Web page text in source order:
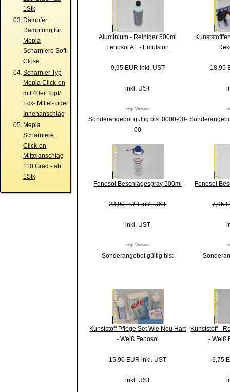
1Stk
03. Dämpfer
Dämpfung für
Mepla
Scharniere Soft-
Close
04.Scharnier Typ
Mepla Click-on
mit 40er Topf/
Eck- Mittel- oder
Innenanschlag
05. Mepla
Scharniere
Click-on
Mittelanschlag
110 Grad - ab
1Stk
Aluminium - Reiniger 500ml
Fenosol AL - Emulsion
9,95 EUR inkl. UST
inkl. UST
zzgl. Versand
Sonderangebot gültig bis: 0000-00-
00
18,95
Fenosol Beschlägespray 500ml
23,90 EUR inkl. UST
inkl. UST
zzgl. Versand
Sonderangebot gültig bis:
Fenosol
7,95
Kunststoff Pflege Set Wie Neu Hart
- Weiß Fenosol
15,90 EUR inkl. UST
inkl. UST
Kunststoff -
- Weiß
6,75